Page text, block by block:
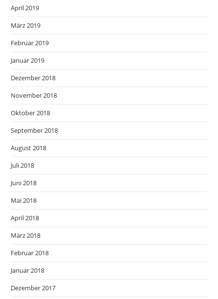
April 2019
März 2019
Februar 2019
Januar 2019
Dezember 2018
November 2018
Oktober 2018
September 2018
August 2018
Juli 2018
Juni 2018
Mai 2018
April 2018
März 2018
Februar 2018
Januar 2018
Dezember 2017